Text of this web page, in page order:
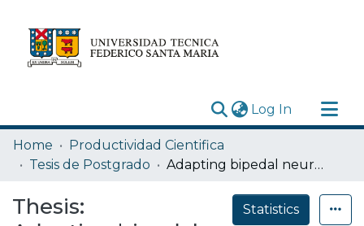
Log In (current)
Research Outputs
Statistics
Home
Productividad Cientifica
Tesis de Postgrado
Adapting bipedal neuro-motor policies on planned footsteps
Thesis:
Statistics